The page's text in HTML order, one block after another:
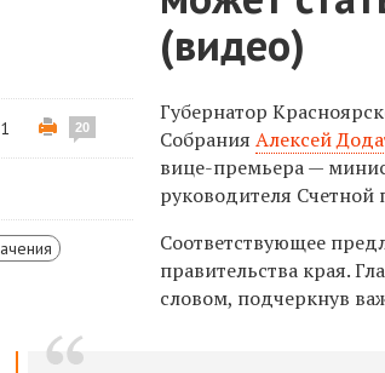
(видео)
20
Губернатор
СобранияАлексей
вице-премьера —
руководителя Счетной
Соответствующее
правительства края.
словом, подчеркнув